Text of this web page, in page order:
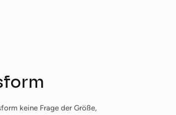
keine Frage der Größe,